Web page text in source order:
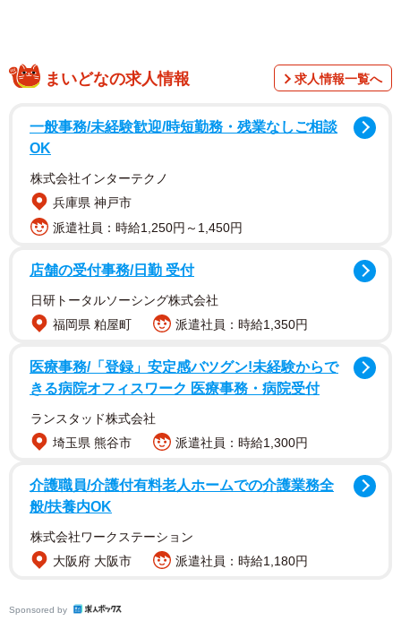
ギャンブルにはまり、闇バイトに手を染めて執行猶予中のシュンさん。
回復すると心に決めた（京都市中京区）
まいどなの求人情報 求人情報一覧へ
一般事務/未経験歓迎/時短勤務・残業なしご相談
OK
株式会社インターテクノ
兵庫県 神戸市
派遣社員：時給1,250円～1,450円
店舗の受付事務/日勤 受付
日研トータルソーシング株式会社
福岡県 粕屋町
派遣社員：時給1,350円
医療事務/「登録」安定感バツグン!未経験からで
きる病院オフィスワーク 医療事務・病院受付
ランスタッド株式会社
埼玉県 熊谷市
派遣社員：時給1,300円
介護職員/介護付有料老人ホームでの介護業務全
般/扶養内OK
株式会社ワークステーション
大阪府 大阪市
派遣社員：時給1,180円
Sponsored by